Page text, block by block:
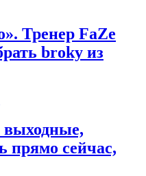
Тренер FaZe
broky из
выходные,
прямо сейчас,